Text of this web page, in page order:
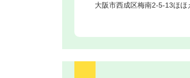
大阪市西成区梅南2-5-13ほほ